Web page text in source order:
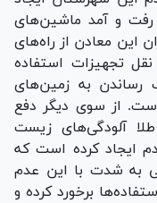
رفت و آمد ماشین‌های
این معادن از راه‌های
تجهیزات استفاده
به زمین‌های
از سوی دیگر دفع
آلودگی‌های زیست
ایجاد کرده است که
به شدت با این عدم
برخورد کرده و